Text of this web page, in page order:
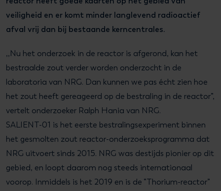
veiligheid en er komt minder langlevend radioactief
afval vrij dan bij bestaande kerncentrales.
,,Nu het onderzoek in de reactor is afgerond, kan het
bestraalde zout verder worden onderzocht in de
laboratoria van NRG. Dan kunnen we pas écht zien hoe
het zout heeft gereageerd op de bestraling in de reactor”,
vertelt onderzoeker Ralph Hania van NRG.
SALIENT-01 is het eerste bestralingsexperiment binnen
het gesmolten zout reactor-onderzoeksprogramma dat
NRG uitvoert sinds 2015. NRG was destijds pionier op dit
gebied, en loopt daarom nog steeds internationaal
voorop. Inmiddels is het 2019 en is de “Thorium-reactor”